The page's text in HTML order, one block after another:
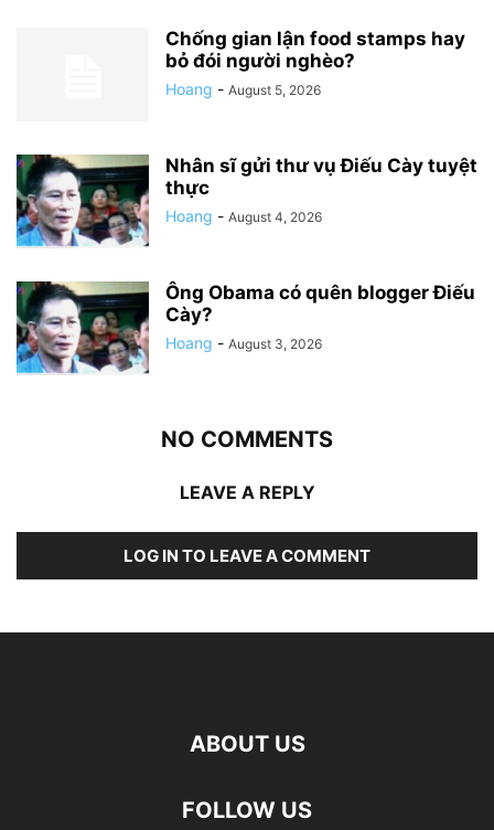
Chống gian lận food stamps hay
bỏ đói người nghèo?
Hoang - August 5, 2026
Nhân sĩ gửi thư vụ Điếu Cày tuyệt
thực
Hoang - August 4, 2026
Ông Obama có quên blogger Điếu
Cày?
Hoang - August 3, 2026
NO COMMENTS
LEAVE A REPLY
LOG IN TO LEAVE A COMMENT
ABOUT US
FOLLOW US